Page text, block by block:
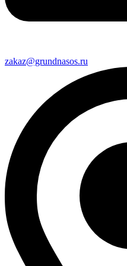
zakaz@grundnasos.ru